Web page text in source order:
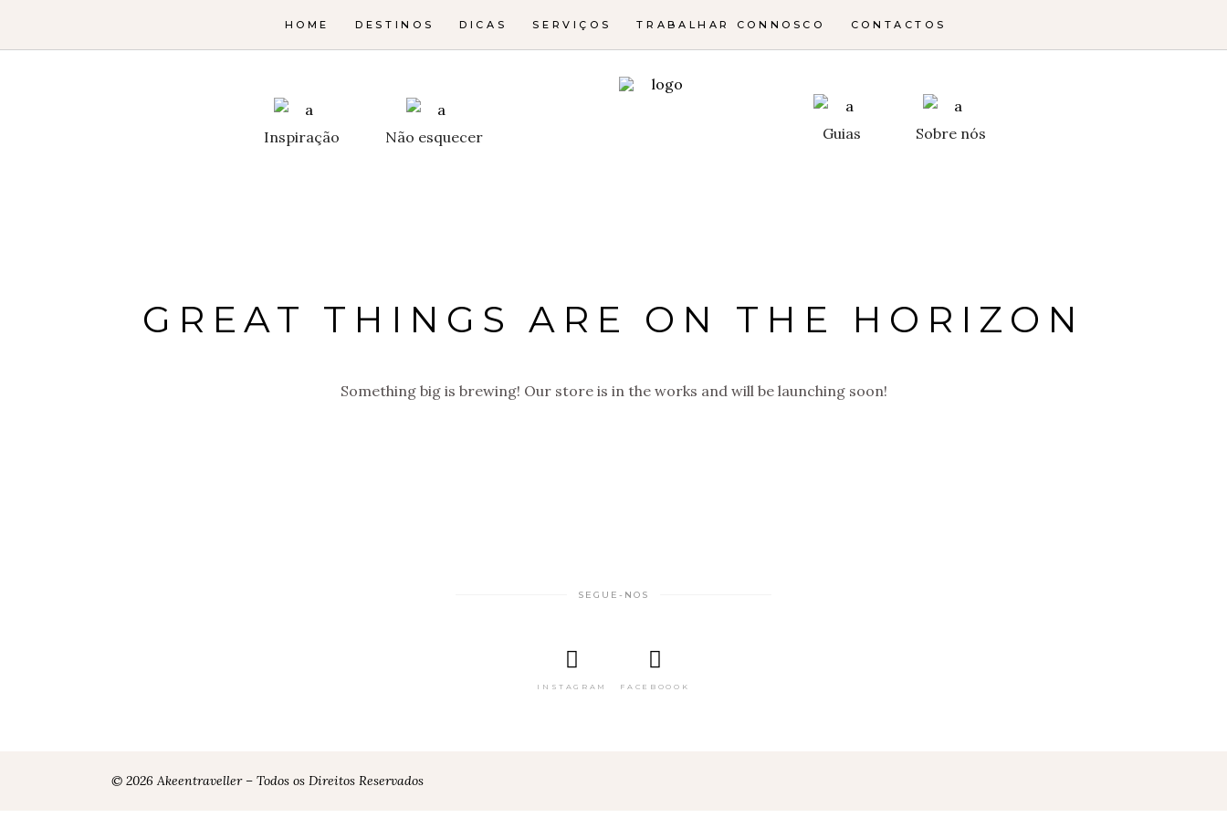
HOME DESTINOS DICAS SERVIÇOS TRABALHAR CONNOSCO CONTACTOS
Inspiração Não esquecer Guias Sobre nós
GREAT THINGS ARE ON THE HORIZON
Something big is brewing! Our store is in the works and will be launching soon!
SEGUE-NOS
INSTAGRAM FACEBOOOK
© 2026 Akeentraveller – Todos os Direitos Reservados